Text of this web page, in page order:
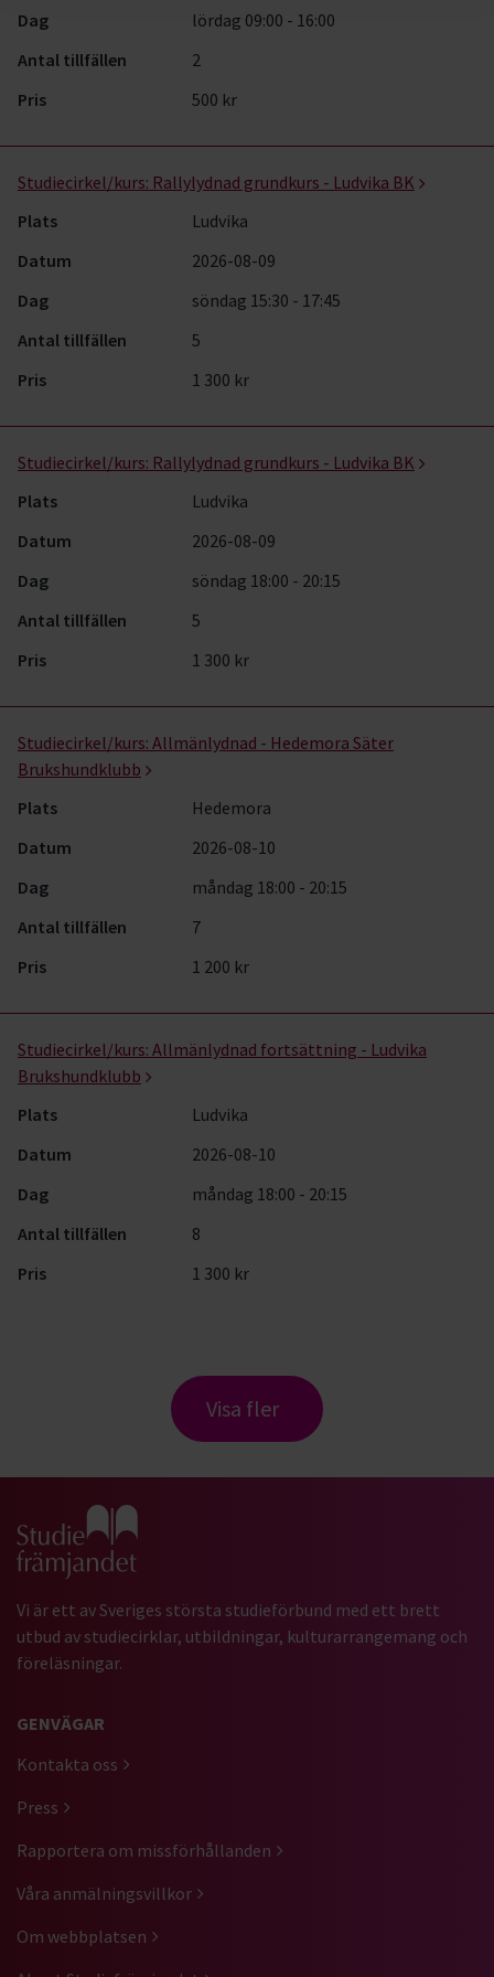
Dag
lördag 09:00 - 16:00
Antal tillfällen
2
Pris
500 kr
Studiecirkel/kurs: Rallylydnad grundkurs - Ludvika BK
Plats
Ludvika
Datum
2026-08-09
Dag
söndag 15:30 - 17:45
Antal tillfällen
5
Pris
1 300 kr
Studiecirkel/kurs: Rallylydnad grundkurs - Ludvika BK
Plats
Ludvika
Datum
2026-08-09
Dag
söndag 18:00 - 20:15
Antal tillfällen
5
Pris
1 300 kr
Studiecirkel/kurs: Allmänlydnad - Hedemora Säter
Brukshundklubb
Plats
Hedemora
Datum
2026-08-10
Dag
måndag 18:00 - 20:15
Antal tillfällen
7
Pris
1 200 kr
Studiecirkel/kurs: Allmänlydnad fortsättning - Ludvika
Brukshundklubb
Plats
Ludvika
Datum
2026-08-10
Dag
måndag 18:00 - 20:15
Antal tillfällen
8
Pris
1 300 kr
Visa fler
Gå till studiefrämjandets startsida
Vi är ett av Sveriges största studieförbund med ett brett
utbud av studiecirklar, utbildningar, kulturarrangemang och
föreläsningar.
GENVÄGAR
Kontakta oss
Press
Rapportera om missförhållanden
Våra anmälningsvillkor
Om webbplatsen